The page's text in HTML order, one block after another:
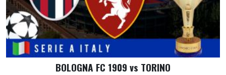
BOLOGNA FC 1909 vs TORINO